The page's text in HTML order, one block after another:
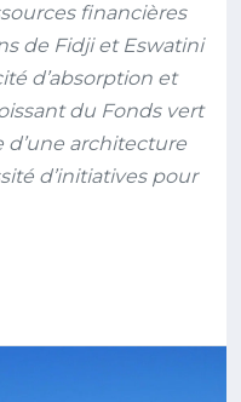
financières
de Fidji et Eswatini
d’absorption et
du Fonds vert
architecture
d’initiatives pour